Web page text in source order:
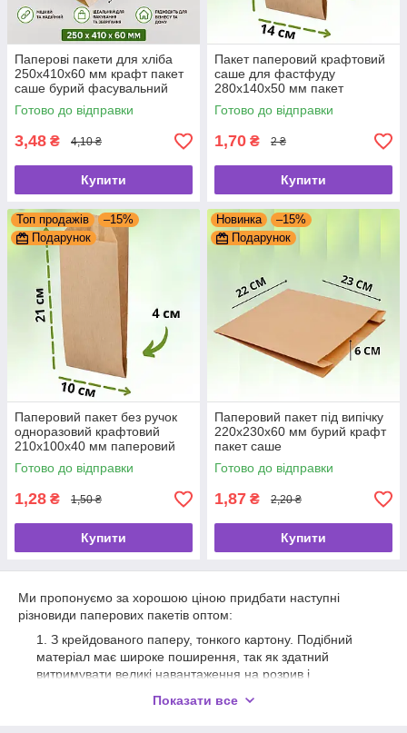
Паперові пакети для хліба
250х410х60 мм крафт пакет
саше бурий фасувальний
Готово до відправки
3,48 ₴ 4,10 ₴
Купити
Пакет паперовий крафтовий
саше для фастфуду
280х140х50 мм пакет
паперовий крафтовий без
ручок
Готово до відправки
1,70 ₴ 2 ₴
Купити
Топ продажів
–15%
Подарунок
Паперовий пакет без ручок
одноразовий крафтовий
210х100х40 мм паперовий
пакет під випічку
Готово до відправки
1,28 ₴ 1,50 ₴
Купити
Новинка
–15%
Подарунок
Паперовий пакет під випічку
220х230х60 мм бурий крафт
пакет саше
Готово до відправки
1,87 ₴ 2,20 ₴
Купити
Ми пропонуємо за хорошою ціною придбати наступні
різновиди паперових пакетів оптом:
З крейдованого паперу, тонкого картону. Подібний
матеріал має широке поширення, так як здатний
витримувати великі навантаження на розрив і
Показати все